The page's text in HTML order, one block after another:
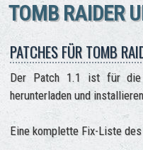
TOMB RAIDER
PATCHES FÜR TOMB
Der Patch 1.1 ist für die
herunterladen und
Eine komplette Fix-Liste